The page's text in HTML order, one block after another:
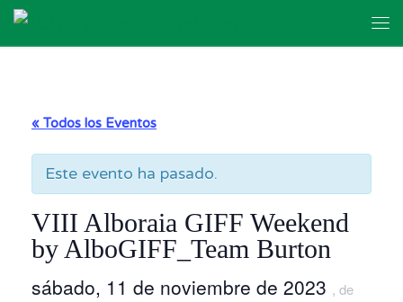
Skip to content
« Todos los Eventos
Este evento ha pasado.
VIII Alboraia GIFF Weekend
by AlboGIFF_Team Burton
sábado, 11 de noviembre de 2023 , de